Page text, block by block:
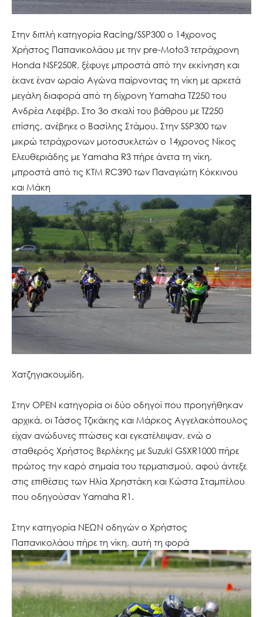
Στην διπλή κατηγορία Racing/SSP300 ο 14χρονος
Χρήστος Παπανικολάου με την pre-Moto3 τετράχρονη
Honda NSF250R, ξέφυγε μπροστά από την εκκίνηση και
έκανε έναν ωραίο Αγώνα παίρνοντας τη νίκη με αρκετά
μεγάλη διαφορά από τη δίχρονη Yamaha TZ250 του
Ανδρέα Λεφέβρ. Στο 3ο σκαλί του βάθρου με ΤΖ250
επίσης, ανέβηκε ο Βασίλης Στάμου. Στην SSP300 των
μικρώ τετράχρονων μοτοσυκλετών ο 14χρονος Νίκος
Ελευθεριάδης με Yamaha R3 πήρε άνετα τη νίκη,
μπροστά από τις ΚΤΜ RC390 των Παναγιώτη Κόκκινου
και Μάκη
Χατζηγιακουμίδη.
Στην ΟΡΕΝ κατηγορία οι δύο οδηγοί που προηγήθηκαν
αρχικά, οι Τάσος Τζικάκης και Μάρκος Αγγελακόπουλος
είχαν ανώδυνες πτώσεις και εγκατέλειψαν, ενώ ο
σταθερός Χρήστος Βερλέκης με Suzuki GSXR1000 πήρε
πρώτος την καρό σημαία του τερματισμού, αφού άντεξε
στις επιθέσεις των Ηλία Χρηστάκη και Κώστα Σταμπέλου
που οδηγούσαν Yamaha R1.
Στην κατηγορία ΝΕΩΝ οδηγών ο Χρήστος
Παπανικολάου πήρε τη νίκη, αυτή τη φορά